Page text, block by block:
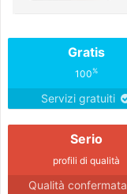
Gratis
100%
Servizi gratuiti
Serio
profili di qualità
Qualità confermata